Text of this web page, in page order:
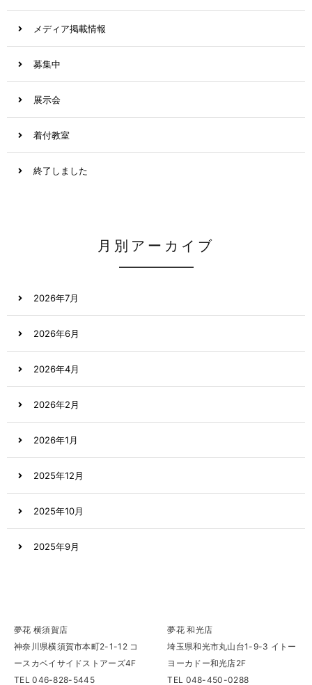
メディア掲載情報
募集中
展示会
着付教室
終了しました
月別アーカイブ
2026年7月
2026年6月
2026年4月
2026年2月
2026年1月
2025年12月
2025年10月
2025年9月
2025年6月
夢花 横須賀店
神奈川県横須賀市本町2-1-12 コ
ースカベイサイドストアーズ4F
TEL 046-828-5445
夢花 和光店
埼玉県和光市丸山台1-9-3 イトー
ヨーカドー和光店2F
TEL 048-450-0288